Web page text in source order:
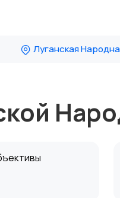
Луганская